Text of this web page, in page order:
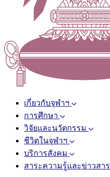
เกี่ยวกับจุฬาฯ
การศึกษา
วิจัยและนวัตกรรม
ชีวิตในจุฬาฯ
บริการสังคม
สาระความรู้และข่าวสาร